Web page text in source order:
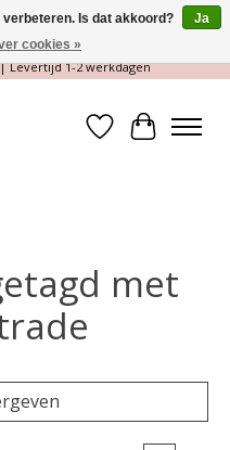
winkel | Gratis verzending >
Levertijd 1-2 werkdagen
Verlanglijst
met
Is dat akkoord?
Ja
cookies »